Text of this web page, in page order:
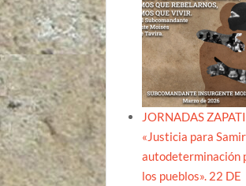
JORNADAS
«Justicia para
autodeterminación
los pueblos». 22 DE